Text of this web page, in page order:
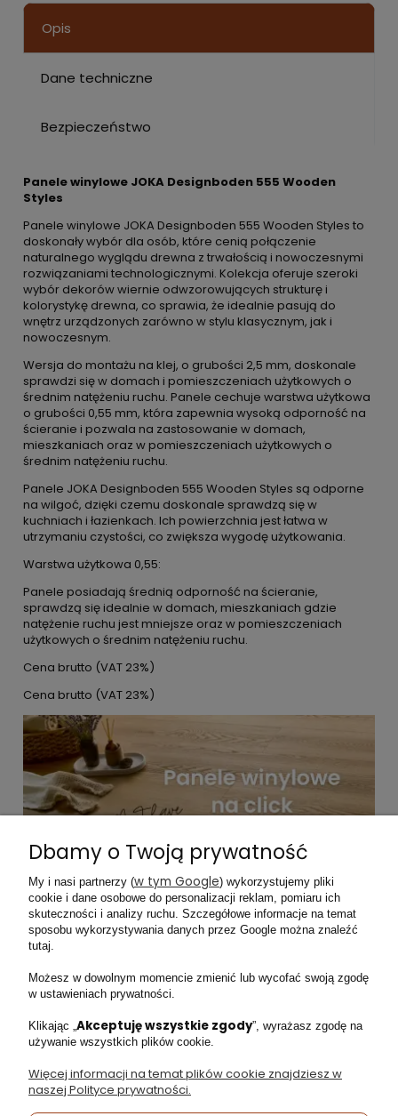
Opis
Dane techniczne
Bezpieczeństwo
Panele winylowe JOKA Designboden 555 Wooden
Styles
Panele winylowe JOKA Designboden 555 Wooden Styles to
doskonały wybór dla osób, które cenią połączenie
naturalnego wyglądu drewna z trwałością i nowoczesnymi
rozwiązaniami technologicznymi. Kolekcja oferuje szeroki
wybór dekorów wiernie odwzorowujących strukturę i
kolorystykę drewna, co sprawia, że idealnie pasują do
wnętrz urządzonych zarówno w stylu klasycznym, jak i
nowoczesnym.
Wersja do montażu na klej, o grubości 2,5 mm, doskonale
sprawdzi się w domach i pomieszczeniach użytkowych o
średnim natężeniu ruchu. Panele cechuje warstwa użytkowa
o grubości 0,55 mm, która zapewnia wysoką odporność na
ścieranie i pozwala na zastosowanie w domach,
mieszkaniach oraz w pomieszczeniach użytkowych o
średnim natężeniu ruchu.
Panele JOKA Designboden 555 Wooden Styles są odporne
na wilgoć, dzięki czemu doskonale sprawdzą się w
kuchniach i łazienkach. Ich powierzchnia jest łatwa w
utrzymaniu czystości, co zwiększa wygodę użytkowania.
Warstwa użytkowa 0,55:
Panele posiadają średnią odporność na ścieranie,
sprawdzą się idealnie w domach, mieszkaniach gdzie
natężenie ruchu jest mniejsze oraz w pomieszczeniach
użytkowych o średnim natężeniu ruchu.
Cena brutto (VAT 23%)
Cena brutto (VAT 23%)
Moje konto
Dbamy o Twoją prywatność
My i nasi partnerzy (w tym Google) wykorzystujemy pliki
cookie i dane osobowe do personalizacji reklam, pomiaru ich
skuteczności i analizy ruchu. Szczegółowe informacje na temat
sposobu wykorzystywania danych przez Google można znaleźć
tutaj.
Możesz w dowolnym momencie zmienić lub wycofać swoją zgodę
w ustawieniach prywatności.
Klikając „Akceptuję wszystkie zgody”, wyrażasz zgodę na
używanie wszystkich plików cookie.
Więcej informacji na temat plików cookie znajdziesz w
naszej Polityce prywatności.